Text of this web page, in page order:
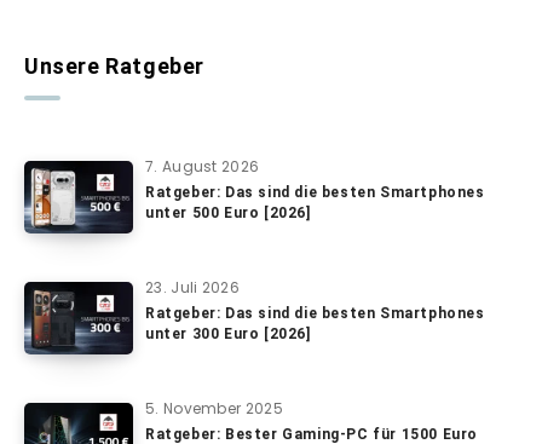
Unsere Ratgeber
7. August 2026
Ratgeber: Das sind die besten Smartphones
unter 500 Euro [2026]
23. Juli 2026
Ratgeber: Das sind die besten Smartphones
unter 300 Euro [2026]
5. November 2025
Ratgeber: Bester Gaming-PC für 1500 Euro